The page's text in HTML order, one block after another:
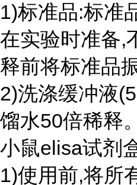
1)标准品:标准
在实验时准备,
释前将标准品
2)洗涤缓冲液
馏水50倍稀释。
小鼠elisa试剂
1)使用前,将所